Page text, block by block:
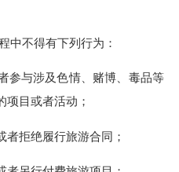
不得有下列行为：
与涉及色情、赌博、毒品等
项目或者活动；
拒绝履行旅游合同；